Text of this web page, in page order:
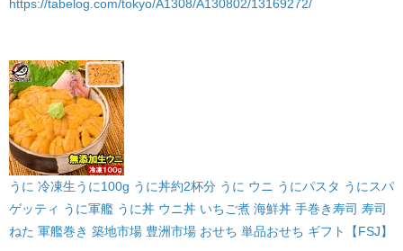
https://tabelog.com/tokyo/A1308/A130802/13169272/
うに 冷凍生うに100g うに丼約2杯分 うに ウニ うにパスタ うにスパ
ゲッティ うに軍艦 うに丼 ウニ丼 いちご煮 海鮮丼 手巻き寿司 寿司
ねた 軍艦巻き 築地市場 豊洲市場 おせち 単品おせち ギフト【FSJ】